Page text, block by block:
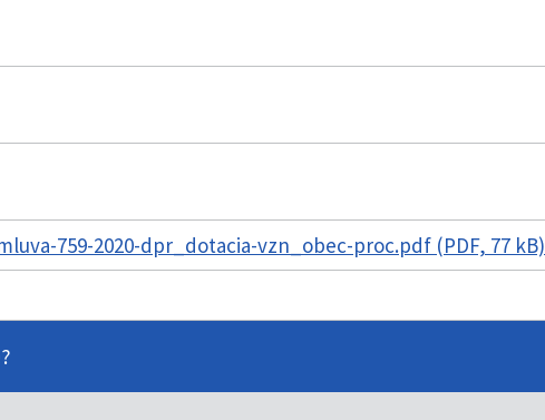
759-2020-dpr_dotacia-vzn_obec-proc.pdf (PDF, 77 kB)